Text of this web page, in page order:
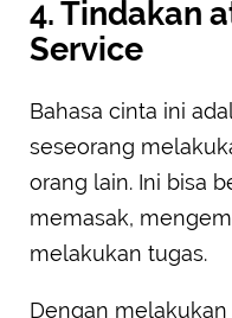
4. Tindakan
Service
Bahasa cinta ini
seseorang
orang lain. Ini bisa
memasak,
melakukan tugas.
Dengan